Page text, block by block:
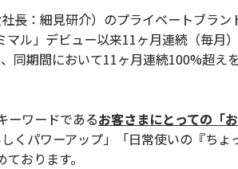
長：細見研介）のプライベートブラン
ル」デビュー以来11ヶ月連続（毎月
同期間において11ヶ月連続100%超え
ーワードであるお客さまにとっての「
くパワーアップ」「日常使いの『ちょ
おります。